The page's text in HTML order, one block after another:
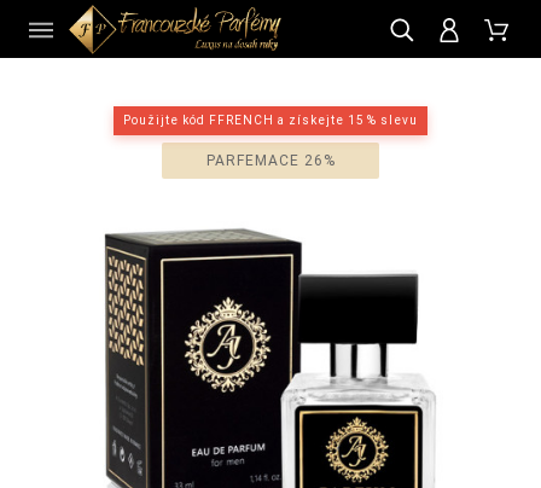
PARFEMACE 26%
Použijte kód FFRENCH a získejte 15 % slevu
CZ